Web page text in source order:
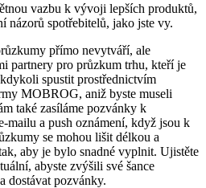
vazbu k vývoji lepších produktů,
názorů spotřebitelů, jako jste vy.
přímo nevytváří, ale
partnery pro průzkum trhu, kteří je
spustit prostřednictvím
MOBROG, aniž byste museli
také zasíláme pozvánky k
mailu a push oznámení, když jsou k
se mohou lišit délkou a
aby je bylo snadné vyplnit. Ujistěte
abyste zvýšili své šance
dostávat pozvánky.